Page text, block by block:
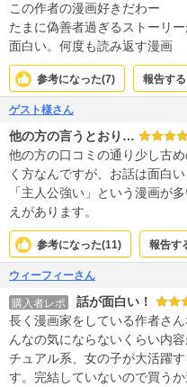
この作者の漫画好きだわー
たまに偽善者過ぎるストーリ
面白い。何度も読み返す漫画
参考になった(7) 報告する
ゲスト様さん
他の方の言うとおり…
他の方の口コミの通り少し古
く方なんですが、お話は面白
「主人公強い」という漫画が
えがあります。
参考になった(11) 報告す
ウィーフィーさん
購入者レポ
話が面白い！
長く漫画家をしている作者さ
んなの気にならないくらい内
チュアル系、女の子が大活躍
す。完結していないので買う